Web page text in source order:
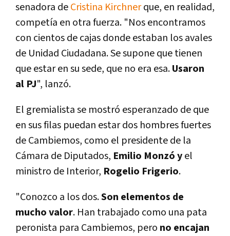
senadora deCristina Kirchnerque, en realidad,
competí­a en otra fuerza. "Nos encontramos
con cientos de cajas donde estaban los avales
de Unidad Ciudadana. Se supone que tienen
que estar en su sede, que no era esa.Usaron
al PJ", lanzó.
El gremialista se mostró esperanzado de que
en sus filas puedan estar dos hombres fuertes
de Cambiemos, como el presidente de la
Cámara de Diputados, Emilio Monzó yel
ministro de Interior, Rogelio Frigerio.
"Conozco a los dos.Son elementos de
mucho valor. Han trabajado como una pata
peronista para Cambiemos, pero no encajan